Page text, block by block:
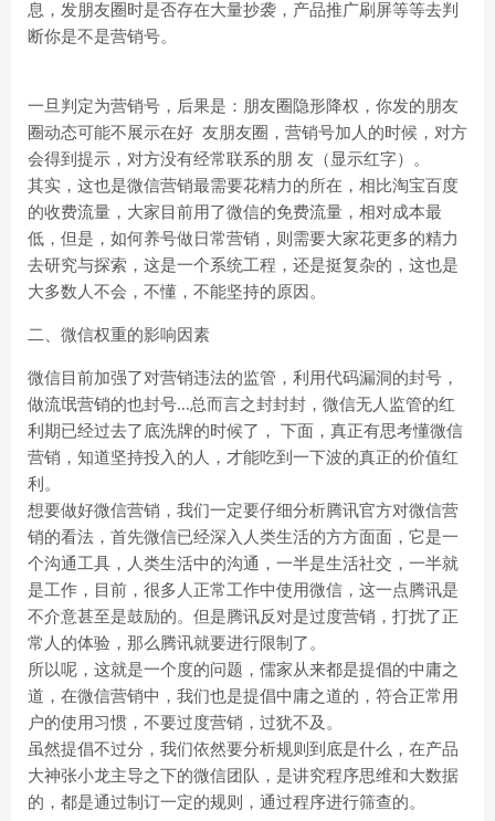
息，发朋友圈时是否存在大量抄袭，产品推广刷屏等等去判
断你是不是营销号。
一旦判定为营销号，后果是：朋友圈隐形降权，你发的朋友
圈动态可能不展示在好 友朋友圈，营销号加人的时候，对方
会得到提示，对方没有经常联系的朋 友（显示红字）。
其实，这也是微信营销最需要花精力的所在，相比淘宝百度
的收费流量，大家目前用了微信的免费流量，相对成本最
低，但是，如何养号做日常营销，则需要大家花更多的精力
去研究与探索，这是一个系统工程，还是挺复杂的，这也是
大多数人不会，不懂，不能坚持的原因。
二、微信权重的影响因素
微信目前加强了对营销违法的监管，利用代码漏洞的封号，
做流氓营销的也封号...总而言之封封封，微信无人监管的红
利期已经过去了底洗牌的时候了， 下面，真正有思考懂微信
营销，知道坚持投入的人，才能吃到一下波的真正的价值红
利。
想要做好微信营销，我们一定要仔细分析腾讯官方对微信营
销的看法，首先微信已经深入人类生活的方方面面，它是一
个沟通工具，人类生活中的沟通，一半是生活社交，一半就
是工作，目前，很多人正常工作中使用微信，这一点腾讯是
不介意甚至是鼓励的。但是腾讯反对是过度营销，打扰了正
常人的体验，那么腾讯就要进行限制了。
所以呢，这就是一个度的问题，儒家从来都是提倡的中庸之
道，在微信营销中，我们也是提倡中庸之道的，符合正常用
户的使用习惯，不要过度营销，过犹不及。
虽然提倡不过分，我们依然要分析规则到底是什么，在产品
大神张小龙主导之下的微信团队，是讲究程序思维和大数据
的，都是通过制订一定的规则，通过程序进行筛查的。